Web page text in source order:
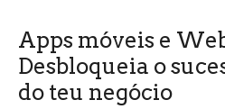
Apps móveis e
Desbloqueia o
do teu negócio